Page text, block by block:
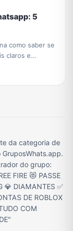
5
como saber se
claros e
da categoria de
do grupo:
FIRE 😻 PASSE
💎 DIAMANTES ✅
DE ROBLOX
COM